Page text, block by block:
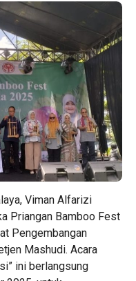
Viman Alfarizi
Priangan Bamboo Fest
Pengembangan
Mashudi. Acara
ini berlangsung